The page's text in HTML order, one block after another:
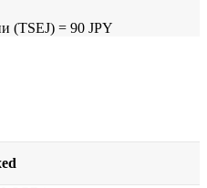
(TSEJ) = 90 JPY